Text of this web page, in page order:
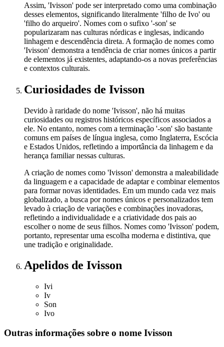
Assim, 'Ivisson' pode ser interpretado como uma combinação
desses elementos, significando literalmente 'filho de Ivo' ou
'filho do arqueiro'. Nomes com o sufixo '-son' se
popularizaram nas culturas nórdicas e inglesas, indicando
linhagem e descendência direta. A formação de nomes como
'Ivisson' demonstra a tendência de criar nomes únicos a partir
de elementos já existentes, adaptando-os a novas preferências
e contextos culturais.
Curiosidades de Ivisson
Devido à raridade do nome 'Ivisson', não há muitas
curiosidades ou registros históricos específicos associados a
ele. No entanto, nomes com a terminação '-son' são bastante
comuns em países de língua inglesa, como Inglaterra, Escócia
e Estados Unidos, refletindo a importância da linhagem e da
herança familiar nessas culturas.
A criação de nomes como 'Ivisson' demonstra a maleabilidade
da linguagem e a capacidade de adaptar e combinar elementos
para formar novas identidades. Em um mundo cada vez mais
globalizado, a busca por nomes únicos e personalizados tem
levado à criação de variações e combinações inovadoras,
refletindo a individualidade e a criatividade dos pais ao
escolher o nome de seus filhos. Nomes como 'Ivisson' podem,
portanto, representar uma escolha moderna e distintiva, que
une tradição e originalidade.
Apelidos de Ivisson
Ivi
Iv
Son
Ivo
Outras informações sobre o nome Ivisson